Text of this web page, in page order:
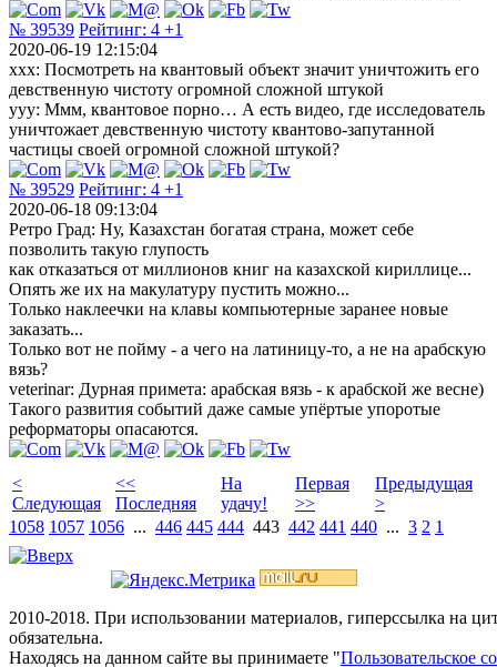
№ 39539 Рейтинг: 4 +1
2020-06-19 12:15:04
xxx: Посмотреть на квантовый объект значит уничтожить его
девственную чистоту огромной сложной штукой
yyy: Ммм, квантовое порно… А есть видео, где исследователь
уничтожает девственную чистоту квантово-запутанной
частицы своей огромной сложной штукой?
№ 39529 Рейтинг: 4 +1
2020-06-18 09:13:04
Ретро Град: Ну, Казахстан богатая страна, может себе
позволить такую глупость
как отказаться от миллионов книг на казахской кириллице...
Опять же их на макулатуру пустить можно...
Только наклеечки на клавы компьютерные заранее новые
заказать...
Только вот не пойму - а чего на латиницу-то, а не на арабскую
вязь?
veterinar: Дурная примета: арабская вязь - к арабской же весне)
Такого развития событий даже самые упёртые упоротые
реформаторы опасаются.
<
Следующая
<<
Последняя
На
удачу!
Первая
>>
Предыдущая
>
1058 1057 1056 ... 446 445 444 443 442 441 440 ... 3 2 1
2010-2018. При использовании материалов, гиперссылка на
обязательна.
Находясь на данном сайте вы принимаете "Пользовательское